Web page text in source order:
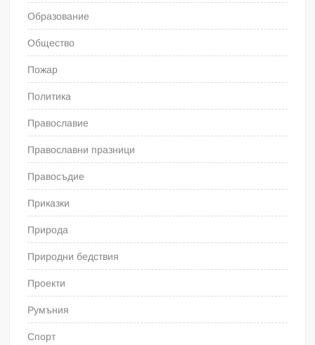
Образование
Общество
Пожар
Политика
Православие
Православни празници
Правосъдие
Приказки
Природа
Природни бедствия
Проекти
Румъния
Спорт